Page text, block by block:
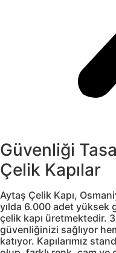
Güvenliği
Çelik Kapılar
Aytaş Çelik Kapı,
yılda 6.000 adet yüksek
çelik kapı üretmektedir.
güvenliğinizi sağlıyor
katıyor. Kapılarımız